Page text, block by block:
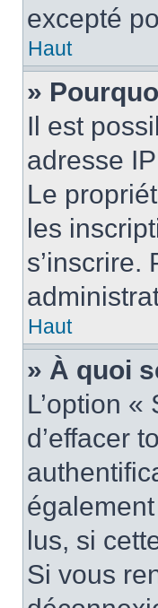
excepté
Haut
»
Il est
adresse
Le
les
s’inscrire.
Haut
» À quoi
L’option
d’effacer
lus, si
Si vous